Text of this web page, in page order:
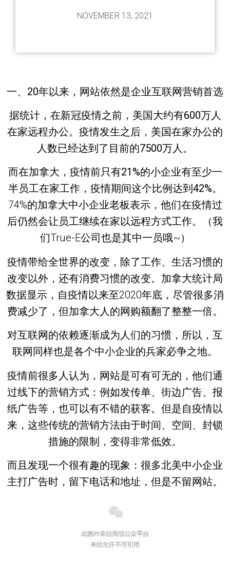
NOVEMBER 13, 2021
一、20年以来，网站依然是企业互联网营销首选
据统计，在新冠疫情之前，美国大约有600万人
在家远程办公。 疫情发生之后 ，美国在家办公的
人数已经达到了目前的7500万人。
而在加拿大， 疫情前只有21%的小企业有至少一
半员工在家工作， 疫情期间这个比例达到42%。
74%的加拿大中小企业老板表示，他们在疫情过
后仍然会让员工继续在家以远程方式工作。（我
们True-E公司也是其中一员哦~）
疫情带给全世界的改变，除了工作、生活习惯的
改变以外，还有消费习惯的改变。加拿大统计局
数据显示，自疫情以来至2020年底，尽管很多消
费减少了，但加拿大人的网购额翻了整整一倍。
对互联网的依赖逐渐成为人们的习惯，所以， 互
联网同样也是各个中小企业的兵家必争之地。
疫情前很多人认为，网站是可有可无的，他们通
过线下的营销方式：例如发传单、街边广告、报
纸广告等，也可以有不错的获客。但是自疫情以
来，这些传统的营销方法由于时间、 空间、封锁
措施的限制 ，变得非常低效。
而且发现一个很有趣的现象：很多北美中小企业
主打广告时，留下电话和地址，但是不留网站。